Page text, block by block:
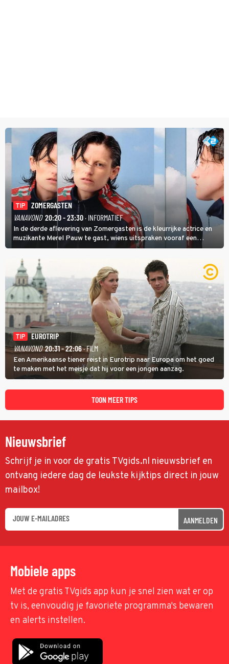
TIP
ZOMERGASTEN
VANAVOND 20:20 - 23:30· INFORMATIEF
In de derde aflevering van Zomergasten is de kleurrijke actrice en
muzikante Merel Pauw te gast, wiens uitspraken vooraf een
boeiende avond beloven: 'Mijn ideale televisieavond is zoals mijn
identiteit: grenzeloos, absurd en vol angsten'.
TIP
EUROTRIP
VANAVOND 20:31 - 22:06· FILM
Een Amerikaanse tiener reist in Eurotrip naar Europa om het goed
te maken met het meisje dat hij voor een jongen aanzag.
TOON MEER TIPS
Nieuwsbrief
Schrijf je in voor de gratis TVgids.nl nieuwsbrief en
ontvang iedere dag de leukste kijktips direct in jouw
mailbox!
AANMELDEN
Mobiele apps
Met de gratis TVgids app kun je snel zien wat er op
tv is, eenvoudig je favoriete programma's bewaren
en alerts instellen.